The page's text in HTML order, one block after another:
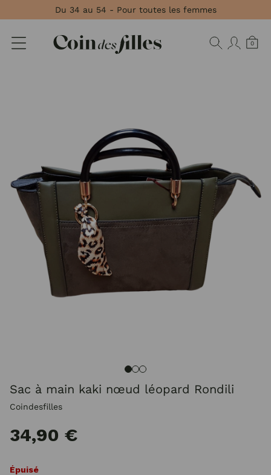
Du 34 au 54 - Pour toutes les femmes
0
Sac à main kaki nœud léopard Rondili
Coindesfilles
34,90 €
Épuisé
Panneau de gestion des cookies